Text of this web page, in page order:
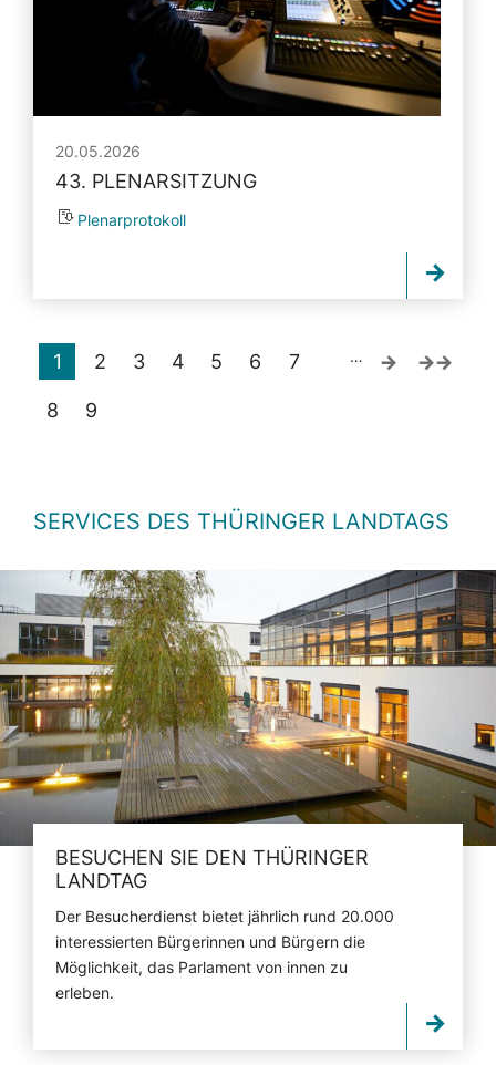
20.05.2026
43. PLENARSITZUNG
Plenarprotokoll
1 2 3 4 5 6 7
8 9
…
SERVICES DES THÜRINGER LANDTAGS
BESUCHEN SIE DEN THÜRINGER
LANDTAG
Der Besucherdienst bietet jährlich rund 20.000
interessierten Bürgerinnen und Bürgern die
Möglichkeit, das Parlament von innen zu
erleben.